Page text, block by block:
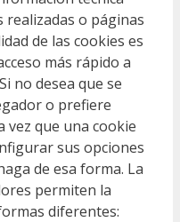
o páginas
de las cookies es
más rápido a
no desea que se
o prefiere
vez que una cookie
sus opciones
de esa forma. La
permiten la
diferentes: